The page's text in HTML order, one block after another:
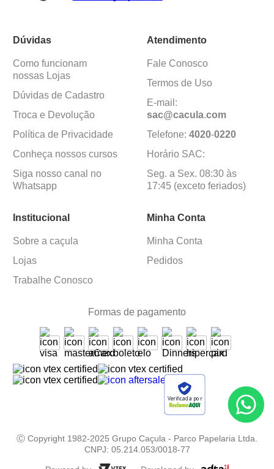
Dúvidas
Como funcionam
nossas Lojas
Dúvidas de Cadastro
Troca e Devolução
Política de Privacidade
Conheça nossos cursos
Siga nosso canal no
Whatsapp
Atendimento
Fale Conosco
Termos de Uso
E-mail:
sac@cacula.com
Telefone: 4020-0220
Horário SAC:
Seg. a Sex. 08:30 às
17:45 (exceto feriados)
Institucional
Sobre a caçula
Lojas
Trabalhe Conosco
Minha Conta
Minha Conta
Pedidos
Formas de pagamento
Verificada por
Ⓒ Copyright 1982-2025 Grupo Caçula - Parco Papelaria Ltda.
CNPJ: 05.214.053/0018-77